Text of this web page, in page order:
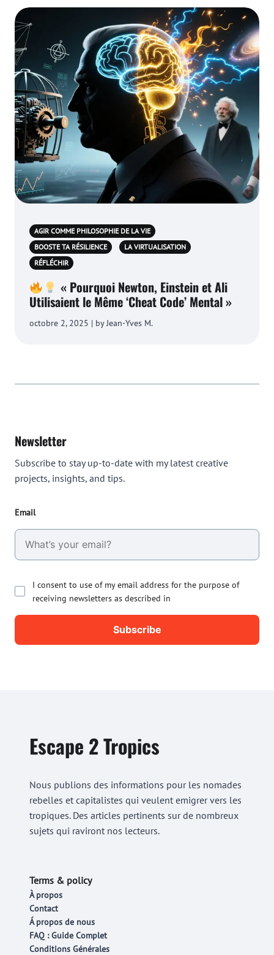
AGIR COMME PHILOSOPHIE DE LA VIE
BOOSTE TA RÉSILIENCE
LA VIRTUALISATION
RÉFLÉCHIR
« Pourquoi Newton, Einstein et Ali
Utilisaient le Même ‘Cheat Code’ Mental »
octobre 2, 2025 | by Jean-Yves M.
Newsletter
Subscribe to stay up-to-date with my latest creative
projects, insights, and tips.
Email
I consent to use of my email address for the purpose of
receiving newsletters as described in
Escape 2 Tropics
Nous publions des informations pour les nomades
rebelles et capitalistes qui veulent emigrer vers les
tropiques. Des articles pertinents sur de nombreux
sujets qui raviront nos lecteurs.
Terms & policy
À propos
Contact
Á propos de nous
FAQ : Guide Complet
Conditions Générales